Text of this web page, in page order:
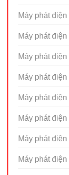
Máy phát
Máy phát
Máy phát điện
Máy phát
Máy phát
Máy phát điện
Máy phát
Máy phát